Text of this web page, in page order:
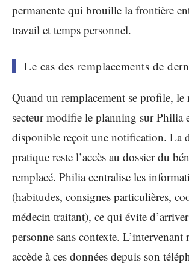
permanente qui brouille la frontière
travail et temps personnel.
Le cas des remplacements de
Quand un remplacement se profile, le
secteur modifie le planning sur Philia
disponible reçoit une notification. La
pratique reste l’accès au dossier du
remplacé. Philia centralise les
(habitudes, consignes particulières,
médecin traitant), ce qui évite
personne sans contexte. L’intervenant
accède à ces données depuis son